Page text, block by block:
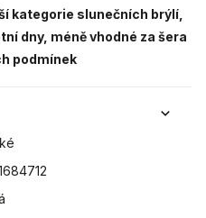
kategorie slunečních brýlí,
dny, méně vhodné za šera
podmínek